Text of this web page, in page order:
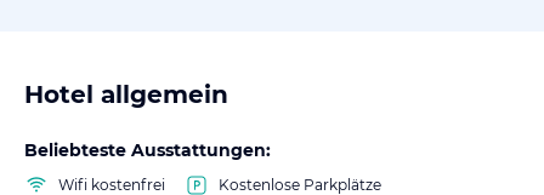
Hotel allgemein
Beliebteste Ausstattungen:
Wifi kostenfrei Kostenlose Parkplätze